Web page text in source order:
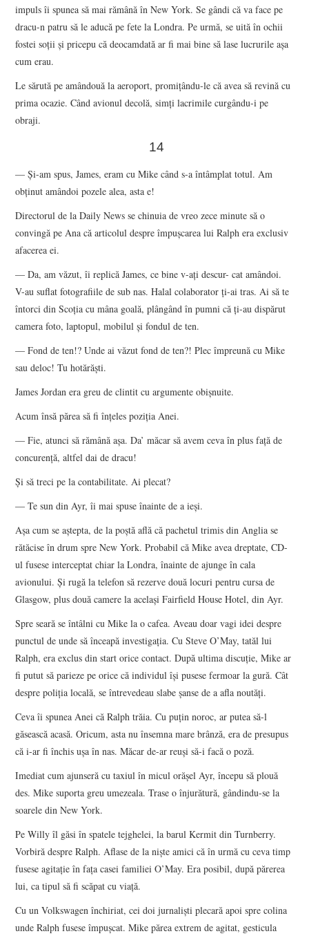
impuls îi spunea să mai rămână în New York. Se gândi că va face pe
dracu-n patru să le aducă pe fete la Londra. Pe urmă, se uită în ochii
fostei soţii şi pricepu că deocamdată ar fi mai bine să lase lucrurile aşa
cum erau.
Le sărută pe amândouă la aeroport, promiţându-le că avea să revină cu
prima ocazie. Când avionul decolă, simţi lacrimile curgându-i pe
obraji.
14
— Şi-am spus, James, eram cu Mike când s-a întâmplat totul. Am
obţinut amândoi pozele alea, asta e!
Directorul de la Daily News se chinuia de vreo zece minute să o
convingă pe Ana că articolul despre împuşcarea lui Ralph era exclusiv
afacerea ei.
— Da, am văzut, îi replică James, ce bine v-aţi descur- cat amândoi.
V-au suflat fotografiile de sub nas. Halal colaborator ţi-ai tras. Ai să te
întorci din Scoţia cu mâna goală, plângând în pumni că ţi-au dispărut
camera foto, laptopul, mobilul şi fondul de ten.
— Fond de ten!? Unde ai văzut fond de ten?! Plec împreună cu Mike
sau deloc! Tu hotărăşti.
James Jordan era greu de clintit cu argumente obişnuite.
Acum însă părea să fi înţeles poziţia Anei.
— Fie, atunci să rămână aşa. Da’ măcar să avem ceva în plus faţă de
concurenţă, altfel dai de dracu!
Şi să treci pe la contabilitate. Ai plecat?
— Te sun din Ayr, îi mai spuse înainte de a ieşi.
Aşa cum se aştepta, de la poştă află că pachetul trimis din Anglia se
rătăcise în drum spre New York. Probabil că Mike avea dreptate, CD-
ul fusese interceptat chiar la Londra, înainte de ajunge în cala
avionului. Şi rugă la telefon să rezerve două locuri pentru cursa de
Glasgow, plus două camere la acelaşi Fairfield House Hotel, din Ayr.
Spre seară se întâlni cu Mike la o cafea. Aveau doar vagi idei despre
punctul de unde să înceapă investigaţia. Cu Steve O’May, tatăl lui
Ralph, era exclus din start orice contact. După ultima discuţie, Mike ar
fi putut să parieze pe orice că individul îşi pusese fermoar la gură. Cât
despre poliţia locală, se întrevedeau slabe şanse de a afla noutăţi.
Ceva îi spunea Anei că Ralph trăia. Cu puţin noroc, ar putea să-l
găsească acasă. Oricum, asta nu însemna mare brânză, era de presupus
că i-ar fi închis uşa în nas. Măcar de-ar reuşi să-i facă o poză.
Imediat cum ajunseră cu taxiul în micul orăşel Ayr, începu să plouă
des. Mike suporta greu umezeala. Trase o înjurătură, gândindu-se la
soarele din New York.
Pe Willy îl găsi în spatele tejghelei, la barul Kermit din Turnberry.
Vorbiră despre Ralph. Aflase de la nişte amici că în urmă cu ceva timp
fusese agitaţie în faţa casei familiei O’May. Era posibil, după părerea
lui, ca tipul să fi scăpat cu viaţă.
Cu un Volkswagen închiriat, cei doi jurnalişti plecară apoi spre colina
unde Ralph fusese împuşcat. Mike părea extrem de agitat, gesticula